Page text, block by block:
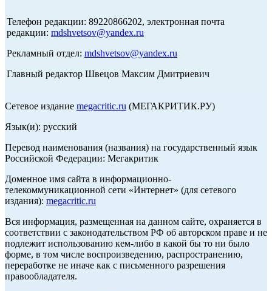
Телефон редакции: 89220866202, электронная почта
редакции: mdshvetsov@yandex.ru
Рекламный отдел: mdshvetsov@yandex.ru
Главный редактор Швецов Максим Дмитриевич
Сетевое издание megacritic.ru (МЕГАКРИТИК.РУ)
Язык(и): русский
Перевод наименования (названия) на государственный язык
Российской Федерации: Мегакритик
Доменное имя сайта в информационно-
телекоммуникационной сети «Интернет» (для сетевого
издания): megacritic.ru
Вся информация, размещенная на данном сайте, охраняется в
соответствии с законодательством РФ об авторском праве и не
подлежит использованию кем-либо в какой бы то ни было
форме, в том числе воспроизведению, распространению,
переработке не иначе как с письменного разрешения
правообладателя.